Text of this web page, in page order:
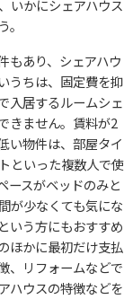
いかにシェアハウス
もあり、シェアハウ
うちは、固定費を抑
入居するルームシェ
きません。賃料が2
い物件は、部屋タイ
といった複数人で使
ースがベッドのみと
が少なくても気にな
いう方にもおすすめ
ほかに最初だけ支払
、リフォームなどで
ハウスの特徴などを